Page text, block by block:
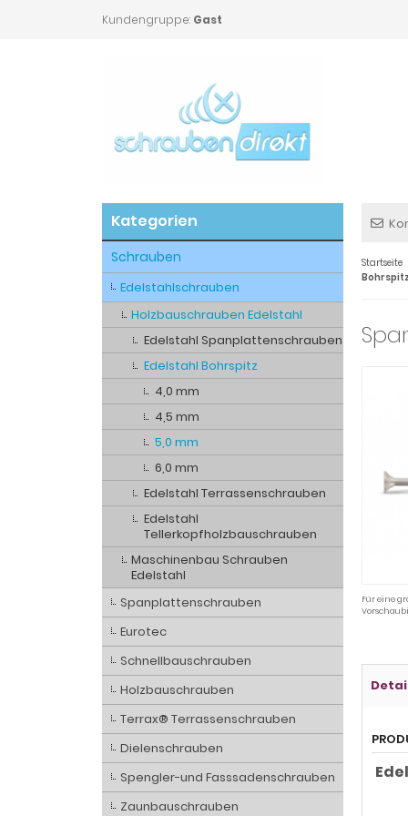
Kundengruppe: Gast
Startseite
Für eine
Kategorien
Schrauben
Edelstahlschrauben
Holzbauschrauben Edelstahl
Edelstahl Spanplattenschrauben
Edelstahl Bohrspitz
4,0 mm
4,5 mm
5,0 mm
6,0 mm
Edelstahl Terrassenschrauben
Edelstahl
Tellerkopfholzbauschrauben
Maschinenbau Schrauben
Edelstahl
Spanplattenschrauben
Eurotec
Schnellbauschrauben
Holzbauschrauben
Terrax® Terrassenschrauben
Dielenschrauben
Spengler-und Fasssadenschrauben
Zaunbauschrauben